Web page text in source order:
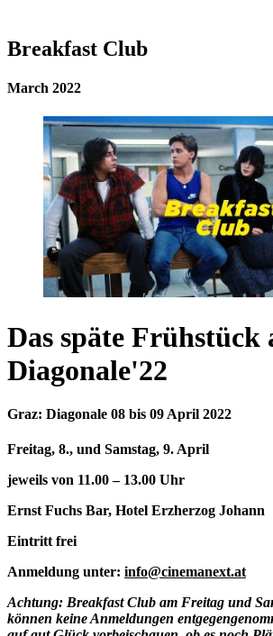
Breakfast Club
March 2022
Das späte Frühstück
Diagonale'22
Graz: Diagonale 08 bis 09 April 2022
Freitag, 8., und Samstag, 9. April
jeweils von 11.00 – 13.00 Uhr
Ernst Fuchs Bar, Hotel Erzherzog Johann
Eintritt frei
Anmeldung unter: info@cinemanext.at
Achtung: Breakfast Club am Freitag und
können keine Anmeldungen